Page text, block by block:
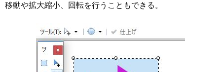
移動や拡大縮小、回転を行うこともできる。